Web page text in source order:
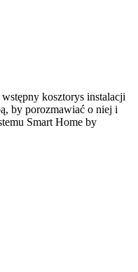
kosztorys instalacji
by porozmawiać o niej i
Smart Home by